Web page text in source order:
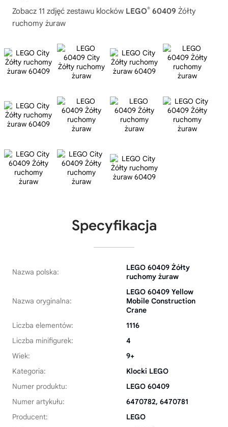
Zobacz 11 zdjęć zestawu klocków LEGO® 60409 Żółty
ruchomy żuraw
Specyfikacja
Nazwa polska:
LEGO 60409 Żółty
ruchomy żuraw
Nazwa oryginalna:
LEGO 60409 Yellow
Mobile Construction
Crane
Liczba elementów:
1116
Liczba minifigurek:
4
Wiek:
9+
Kategoria:
Klocki LEGO
Numer produktu:
LEGO 60409
Numer artykułu:
6470782, 6470781
Producent:
LEGO